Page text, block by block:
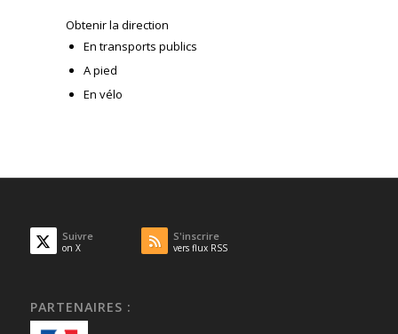
Obtenir la direction
En transports publics
A pied
En vélo
Suivre
on X
S'inscrire
vers flux RSS
PARTENAIRES :